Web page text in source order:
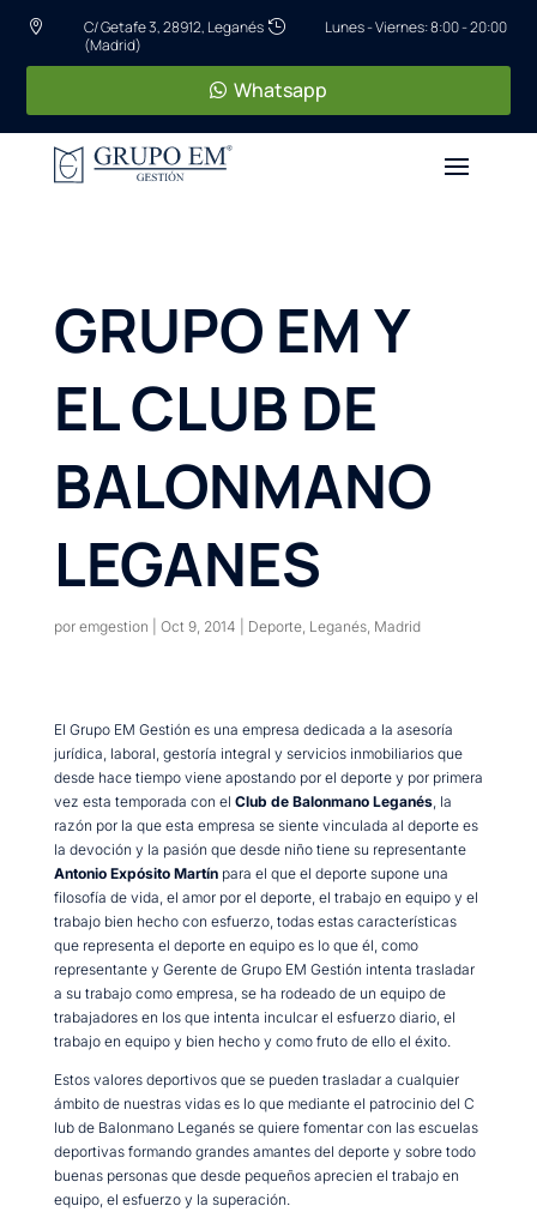

C/ Getafe 3, 28912, Leganés
(Madrid)
 Lunes - Viernes: 8:00 - 20:00
Whatsapp
GRUPO EM Y
EL CLUB DE
BALONMANO
LEGANES
por emgestion Oct 9, 2014 Deporte, Leganés, Madrid
El Grupo EM Gestión es una empresa dedicada a la asesoría
jurídica, laboral, gestoría integral y servicios inmobiliarios que
desde hace tiempo viene apostando por el deporte y por primera
vez esta temporada con el Club de Balonmano Leganés, la
razón por la que esta empresa se siente vinculada al deporte es
la devoción y la pasión que desde niño tiene su representante
Antonio Expósito Martínpara el que el deporte supone una
filosofía de vida, el amor por el deporte, el trabajo en equipo y el
trabajo bien hecho con esfuerzo, todas estas características
que representa el deporte en equipo es lo que él, como
representante y Gerente de Grupo EM Gestión intenta trasladar
a su trabajo como empresa, se ha rodeado de un equipo de
trabajadores en los que intenta inculcar el esfuerzo diario, el
trabajo en equipo y bien hecho y como fruto de ello el éxito.
Estos valores deportivos que se pueden trasladar a cualquier
ámbito de nuestras vidas es lo que mediante el patrocinio del C
lub de Balonmano Leganés se quiere fomentar con las escuelas
deportivas formando grandes amantes del deporte y sobre todo
buenas personas que desde pequeños aprecien el trabajo en
equipo, el esfuerzo y la superación.